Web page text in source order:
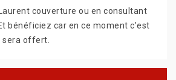
couverture ou en consultant
bénéficiez car en ce moment c’est
sera offert.